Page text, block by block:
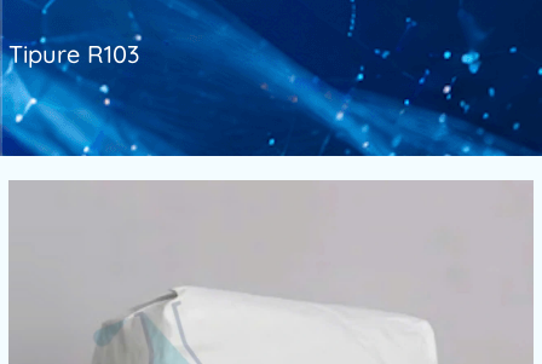
Tipure R103